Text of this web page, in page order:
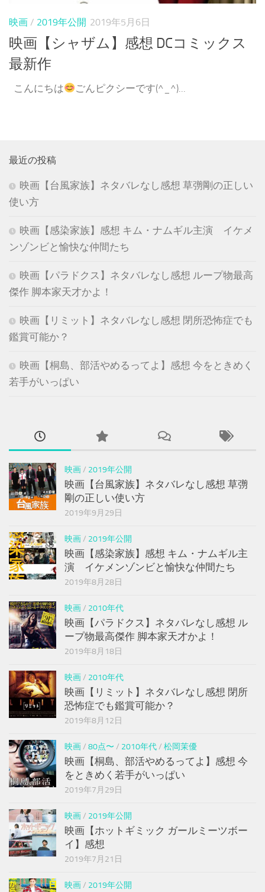
映画 / 2019年公開 2019年5月6日
映画【シャザム】感想 DCコミックス
最新作
こんにちは ごんピクシーです(^_^)...
最近の投稿
映画【台風家族】ネタバレなし感想 草彅剛の正しい
使い方
映画【感染家族】感想 キム・ナムギル主演 イケメ
ンゾンビと愉快な仲間たち
映画【パラドクス】ネタバレなし感想 ループ物最高
傑作 脚本家天才かよ！
映画【リミット】ネタバレなし感想 閉所恐怖症でも
鑑賞可能か？
映画【桐島、部活やめるってよ】感想 今をときめく
若手がいっぱい
映画/ 2019年公開
映画【台風家族】ネタバレなし感想 草彅
剛の正しい使い方
2019年9月29日
映画/ 2019年公開
映画【感染家族】感想 キム・ナムギル主
演 イケメンゾンビと愉快な仲間たち
2019年8月28日
映画/ 2010年代
映画【パラドクス】ネタバレなし感想 ル
ープ物最高傑作 脚本家天才かよ！
2019年8月18日
映画/ 2010年代
映画【リミット】ネタバレなし感想 閉所
恐怖症でも鑑賞可能か？
2019年8月12日
映画/ 80点〜 / 2010年代/ 松岡茉優
映画【桐島、部活やめるってよ】感想 今
をときめく若手がいっぱい
2019年7月29日
映画/ 2019年公開
映画【ホットギミック ガールミーツボー
イ】感想
2019年7月21日
映画/ 2019年公開